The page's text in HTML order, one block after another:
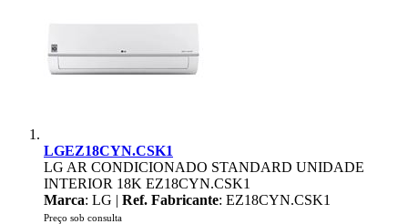
LGEZ18CYN.CSK1
LG AR CONDICIONADO STANDARD UNIDADE
INTERIOR 18K EZ18CYN.CSK1
Marca: LG | Ref. Fabricante: EZ18CYN.CSK1
Preço sob consulta